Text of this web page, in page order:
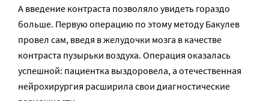
А введение контраста позволяло увидеть гораздо
больше. Первую операцию по этому методу Бакулев
провел сам, введя в желудочки мозга в качестве
контраста пузырьки воздуха. Операция оказалась
успешной: пациентка выздоровела, а отечественная
нейрохирургия расширила свои диагностические